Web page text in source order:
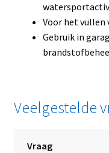
Voor het vullen
Gebruik in
Veelgestelde
Vraag